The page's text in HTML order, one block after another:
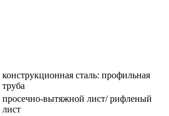
конструкционная сталь: профильная
труба
просечно-вытяжной лист/ рифленый
лист